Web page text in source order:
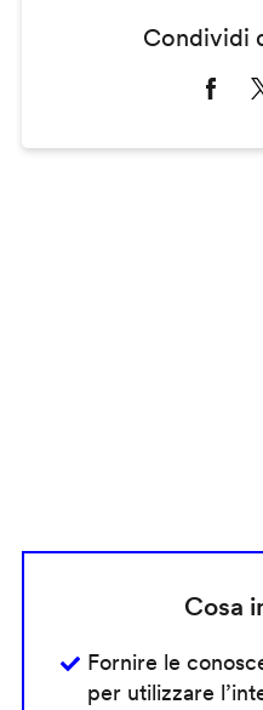
Condividi
Cosa
Fornire le
per utilizzare